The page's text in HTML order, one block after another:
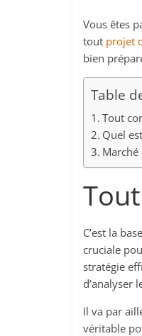
Vous êtes
tout projet
bien
Table
Tout
Quel
C’est la
cruciale
stratégie
d’analyser
Il va par
véritable